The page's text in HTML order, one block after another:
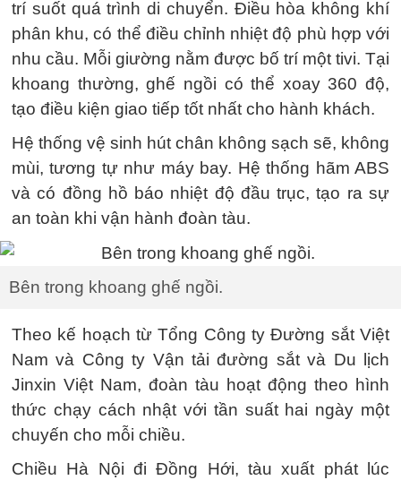
trí suốt quá trình di chuyển. Điều hòa không khí
phân khu, có thể điều chỉnh nhiệt độ phù hợp với
nhu cầu. Mỗi giường nằm được bố trí một tivi. Tại
khoang thường, ghế ngồi có thể xoay 360 độ,
tạo điều kiện giao tiếp tốt nhất cho hành khách.
Hệ thống vệ sinh hút chân không sạch sẽ, không
mùi, tương tự như máy bay. Hệ thống hãm ABS
và có đồng hồ báo nhiệt độ đầu trục, tạo ra sự
an toàn khi vận hành đoàn tàu.
Bên trong khoang ghế ngồi.
Theo kế hoạch từ Tổng Công ty Đường sắt Việt
Nam và Công ty Vận tải đường sắt và Du lịch
Jinxin Việt Nam, đoàn tàu hoạt động theo hình
thức chạy cách nhật với tần suất hai ngày một
chuyến cho mỗi chiều.
Chiều Hà Nội đi Đồng Hới, tàu xuất phát lúc